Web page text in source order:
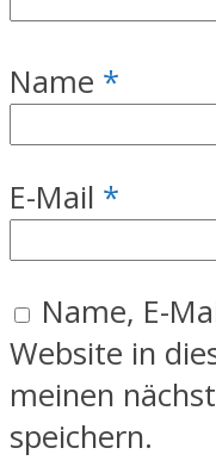
Name *
E-Mail *
Name, E-
Website in
meinen
speichern.